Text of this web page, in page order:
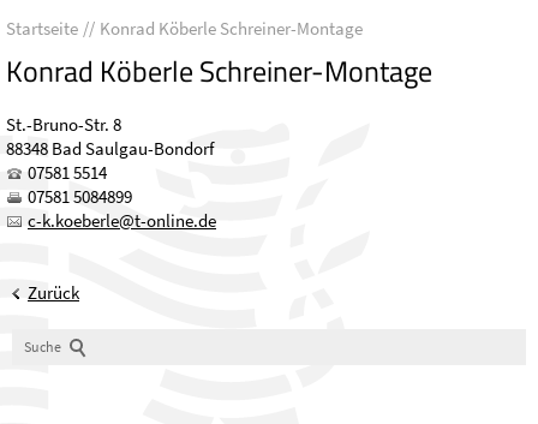
Startseite Konrad Köberle Schreiner-Montage
Konrad Köberle Schreiner-Montage
St.-Bruno-Str. 8
88348 Bad Saulgau-Bondorf
07581 5514
07581 5084899
c-k k b rl t- nl n d
Zurück
Suche